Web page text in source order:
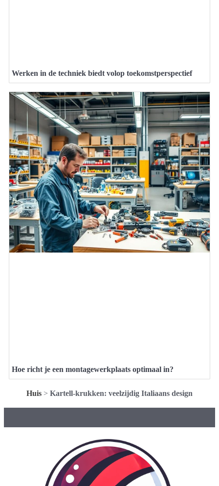
Werken in de techniek biedt volop toekomstperspectief
Hoe richt je een montagewerkplaats optimaal in?
Huis > Kartell-krukken: veelzijdig Italiaans design